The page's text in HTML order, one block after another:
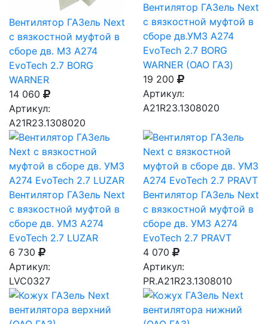
Вентилятор ГАЗель Next
с вязкостной муфтой в
сборе дв. МЗ А274
EvoTech 2.7 BORG
WARNER
14 060
Артикул:
А21R23.1308020
Вентилятор ГАЗель Next
с вязкостной муфтой в
сборе дв.УМЗ А274
EvoTech 2.7 BORG
WARNER (ОАО ГАЗ)
19 200
Артикул:
А21R23.1308020
Вентилятор ГАЗель Next
с вязкостной муфтой в
сборе дв. УМЗ А274
EvoTech 2.7 LUZAR
6 730
Артикул:
LVC0327
Вентилятор ГАЗель Next
с вязкостной муфтой в
сборе дв. УМЗ А274
EvoTech 2.7 PRAVT
4 070
Артикул:
PR.A21R23.1308010